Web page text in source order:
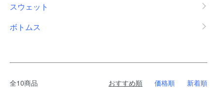
スウェット
ボトムス
全10商品 おすすめ順 価格順 新着順